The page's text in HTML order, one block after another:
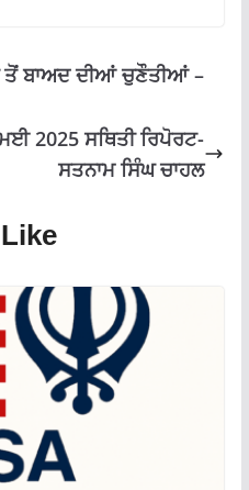
ਤੋਂ ਬਾਅਦ ਦੀਆਂ ਚੁਣੌਤੀਆਂ –
2025 ਸਥਿਤੀ ਰਿਪੋਰਟ-
ਸਤਨਾਮ ਸਿੰਘ ਚਾਹਲ